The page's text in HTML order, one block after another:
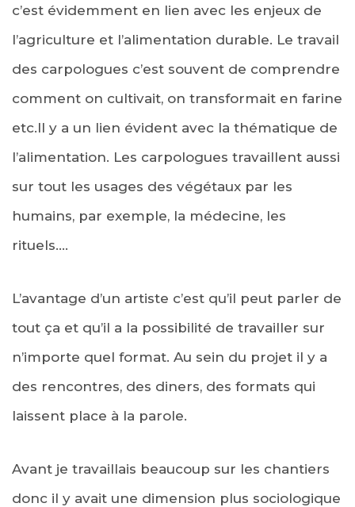
c’est évidemment en lien avec les enjeux de
l’agriculture et l’alimentation durable. Le travail
des carpologues c’est souvent de comprendre
comment on cultivait, on transformait en farine
etc.Il y a un lien évident avec la thématique de
l’alimentation. Les carpologues travaillent aussi
sur tout les usages des végétaux par les
humains, par exemple, la médecine, les
rituels….
L’avantage d’un artiste c’est qu’il peut parler de
tout ça et qu’il a la possibilité de travailler sur
n’importe quel format. Au sein du projet il y a
des rencontres, des diners, des formats qui
laissent place à la parole.
Avant je travaillais beaucoup sur les chantiers
donc il y avait une dimension plus sociologique